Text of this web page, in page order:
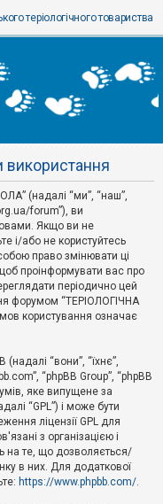
теріологічного товариства
(надалі “ми”, “наш”,
forum”), ви
Якщо ви не
і/або не користуйтесь
право змінювати ці
проінформувати вас про
періодично цей
форумом “ТЕРІОЛОГІЧНА
користування означає
“вони”, “їхнє”,
“phpBB Group”, “phpBB
яке випущене за
“GPL”) і може бути
ліцензії GPL для
з організацією і
на те, що дозволяється/
в них. Для додаткової
https://www.phpbb.com/.